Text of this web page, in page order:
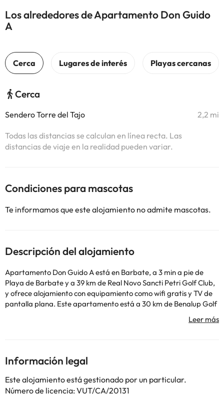
Los alrededores de Apartamento Don Guido
A
Cerca
Sendero Torre del Tajo 2,2 mi
Todas las distancias se calculan en línea recta. Las
distancias de viaje en la realidad pueden variar.
Condiciones para mascotas
Te informamos que este alojamiento no admite mascotas.
Descripción del alojamiento
Apartamento Don Guido A está en Barbate, a 3 min a pie de
Playa de Barbate y a 39 km de Real Novo Sancti Petri Golf Club,
y ofrece alojamiento con equipamiento como wifi gratis y TV de
pantalla plana. Este apartamento está a 30 km de Benalup Golf
apartamento con aire acondicionado consta de 1 dormitorio
87 km.
En este alojamiento no se pueden celebrar despedidas de soltero
o soltera ni fiestas similares.
Información legal
Este alojamiento está gestionado por un particular.
Número de licencia: VUT/CA/20131